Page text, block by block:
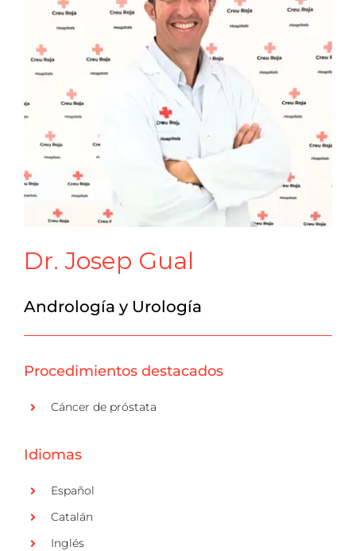
Dr. Josep Gual
Andrología y Urología
Procedimientos destacados
Cáncer de próstata
Idiomas
Español
Catalán
Inglés